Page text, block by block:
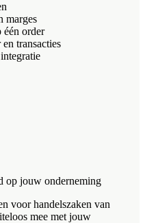
marges
één order
transacties
op jouw onderneming
voor handelszaken van
mee met jouw